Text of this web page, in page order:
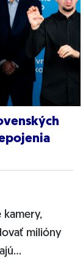
kamery,
milióny